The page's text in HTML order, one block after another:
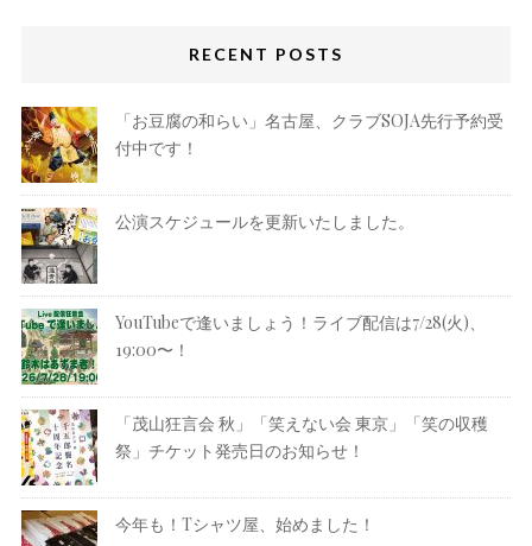
RECENT POSTS
「お豆腐の和らい」名古屋、クラブSOJA先行予約受
付中です！
公演スケジュールを更新いたしました。
YouTubeで逢いましょう！ライブ配信は7/28(火)、
19:00〜！
「茂山狂言会 秋」「笑えない会 東京」「笑の収穫
祭」チケット発売日のお知らせ！
今年も！Tシャツ屋、始めました！